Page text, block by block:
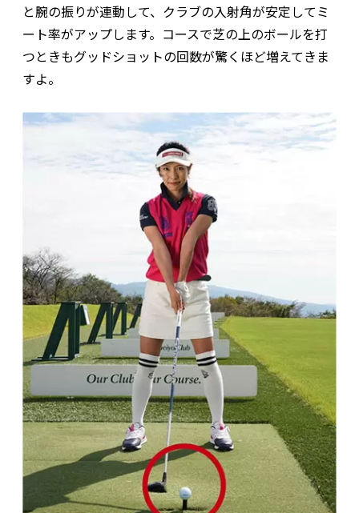
と腕の振りが連動して、クラブの入射角が安定してミ
ート率がアップします。コースで芝の上のボールを打
つときもグッドショットの回数が驚くほど増えてきま
すよ。